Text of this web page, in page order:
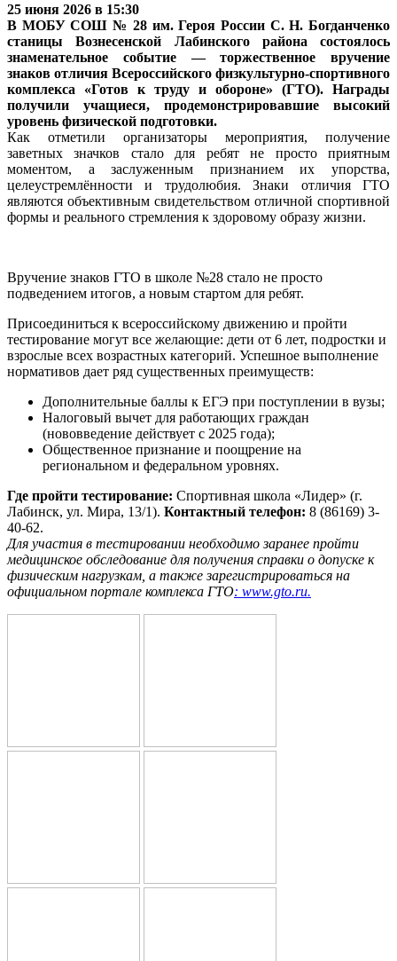
25 июня 2026 в 15:30
В МОБУ СОШ № 28 им. Героя России С. Н. Богданченко
станицы Вознесенской Лабинского района состоялось
знаменательное событие — торжественное вручение
знаков отличия Всероссийского физкультурно-спортивного
комплекса «Готов к труду и обороне» (ГТО). Награды
получили учащиеся, продемонстрировавшие высокий
уровень физической подготовки.
Как отметили организаторы мероприятия, получение
заветных значков стало для ребят не просто приятным
моментом, а заслуженным признанием их упорства,
целеустремлённости и трудолюбия. Знаки отличия ГТО
являются объективным свидетельством отличной спортивной
формы и реального стремления к здоровому образу жизни.
Вручение знаков ГТО в школе №28 стало не просто
подведением итогов, а новым стартом для ребят.
Присоединиться к всероссийскому движению и пройти
тестирование могут все желающие: дети от 6 лет, подростки и
взрослые всех возрастных категорий. Успешное выполнение
нормативов дает ряд существенных преимуществ:
Дополнительные баллы к ЕГЭ при поступлении в вузы;
Налоговый вычет для работающих граждан
(нововведение действует с 2025 года);
Общественное признание и поощрение на
региональном и федеральном уровнях.
Где пройти тестирование: Спортивная школа «Лидер» (г.
Лабинск, ул. Мира, 13/1). Контактный телефон: 8 (86169) 3-
40-62.
Для участия в тестировании необходимо заранее пройти
медицинское обследование для получения справки о допуске к
физическим нагрузкам, а также зарегистрироваться на
официальном портале комплекса ГТО: www.gto.ru.